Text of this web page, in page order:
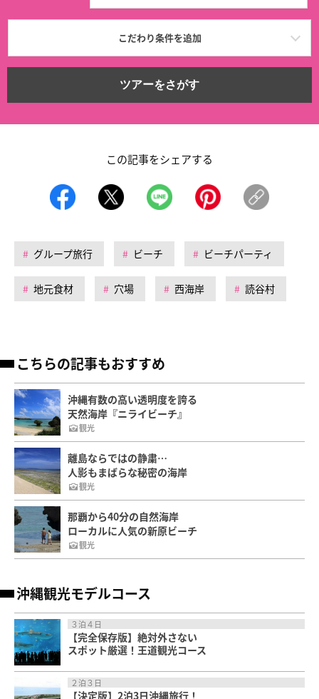
こだわり条件を追加
ツアーをさがす
この記事をシェアする
グループ旅行 ビーチ ビーチパーティ
地元食材 穴場 西海岸 読谷村
こちらの記事もおすすめ
沖縄有数の高い透明度を誇る
天然海岸『ニライビーチ』
観光
離島ならではの静粛…
人影もまばらな秘密の海岸
観光
那覇から40分の自然海岸
ローカルに人気の新原ビーチ
観光
沖縄観光モデルコース
３泊４日
【完全保存版】絶対外さない
スポット厳選！王道観光コース
２泊３日
【決定版】2泊3日沖縄旅行！